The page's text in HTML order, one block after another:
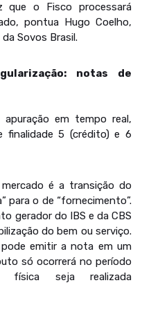
que o Fisco processará
pontua Hugo Coelho,
Sovos Brasil.
notas de
em tempo real,
finalidade 5 (crédito) e 6
é a transição do
para o de “fornecimento”.
gerador do IBS e da CBS
do bem ou serviço.
emitir a nota em um
só ocorrerá no período
física seja realizada